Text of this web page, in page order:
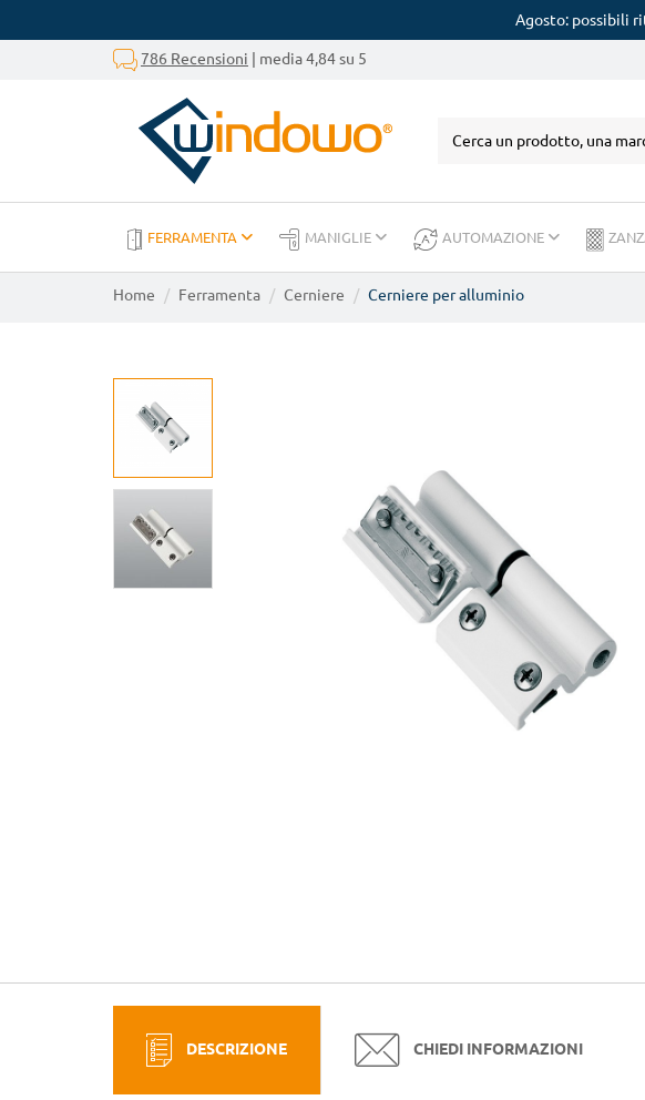
Agosto: possibili
786 Recensioni | media 4,84 su 5
FERRAMENTA MANIGLIE AUTOMAZIONE
Home Ferramenta Cerniere Cerniere per alluminio
DESCRIZIONE CHIEDI INFORMAZIONI